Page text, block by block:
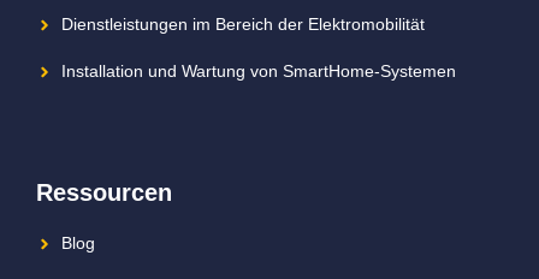
Dienstleistungen im Bereich der Elektromobilität
Installation und Wartung von SmartHome-Systemen
Ressourcen
Blog